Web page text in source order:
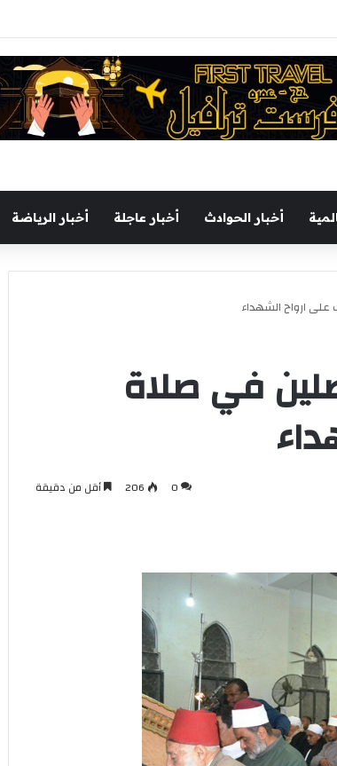
بمشاركة 37 دار نشر مصرية
أخبار الحوادث أخبار عاجلة أخبار الرياضة
ارواح الشهداء
في صلاة
0
206 أقل من دقيقة